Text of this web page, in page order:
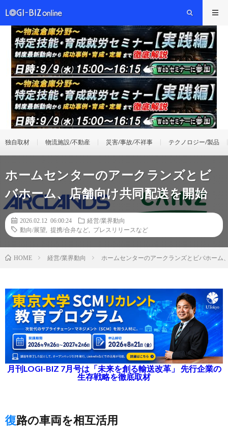
独自取材 物流施設/不動産 災害/事故/不祥事 テクノロジー/製品
ホームセンターのアークランズとビ
バホーム、店舗向け共同配送を開始
2026.02.12 06:00:24
経営/業界動向
動向/展望
提携/合弁など プレスリリースなど
HOME 経営/業界動向 ホームセンターのアークランズとビバホーム
月刊LOGI-BIZ 7月号は「未来を創る輸送改革」 先行企業の
生存戦略を徹底取材
復路の車両を相互活用